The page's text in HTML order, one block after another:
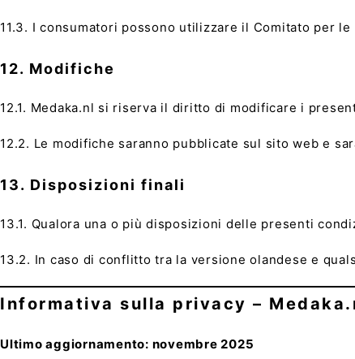
11.3. I consumatori possono utilizzare il Comitato per
12. Modifiche
12.1. Medaka.nl si riserva il diritto di modificare i
12.2. Le modifiche saranno pubblicate sul sito web e
13. Disposizioni finali
13.1. Qualora una o più disposizioni delle presenti
13.2. In caso di conflitto tra la versione olandese e
Informativa sulla privacy –
Ultimo aggiornamento: novembre 2025